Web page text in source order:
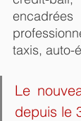
taxis, auto-
Le
depuis le